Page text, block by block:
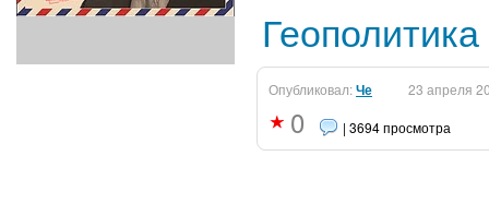
Геополитика
Опубликовал:Че 23 апреля
0 | 3694 просмотра